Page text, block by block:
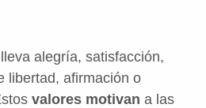
alegría, satisfacción,
libertad, afirmación o
valores motivan a las